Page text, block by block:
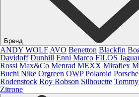
Бренд
ANDY WOLF AVO Benetton Blackfin
Davidoff Dunhill Enni Marco FILOS
Rossi Max&Co Menrad MEXX Miraflex
Buchi Nike Orgreen OWP Polaroid
Rodenstock Roy Robson Silhouette
Zitrone